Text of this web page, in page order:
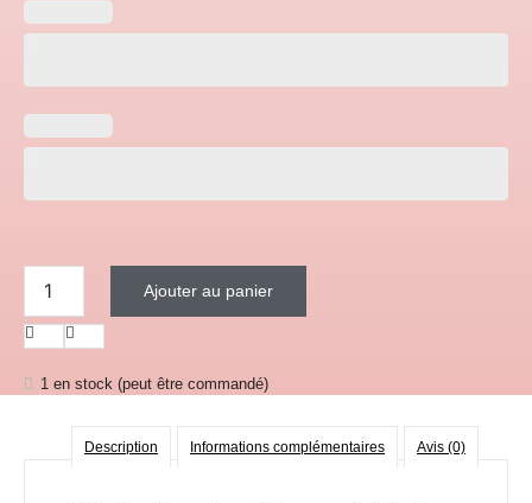
quantité de Gobelet Snow Globe - "Stitch"
Ajouter au panier
1 en stock (peut être commandé)
Description Informations complémentaires Avis (0)